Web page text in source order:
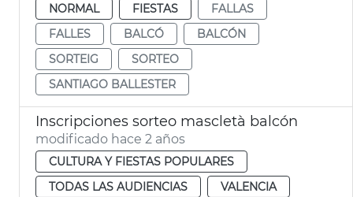
NORMAL
FIESTAS
FALLAS
FALLES
BALCÓ
BALCÓN
SORTEIG
SORTEO
SANTIAGO BALLESTER
Inscripciones sorteo mascletà balcón
modificado hace 2 años
CULTURA Y FIESTAS POPULARES
TODAS LAS AUDIENCIAS
VALENCIA